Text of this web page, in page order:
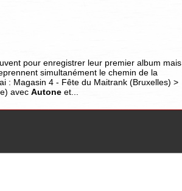
pour enregistrer leur premier album mais
simultanément le chemin de la
: Magasin 4 - Fête du Maitrank (Bruxelles) >
avec Autoneet...